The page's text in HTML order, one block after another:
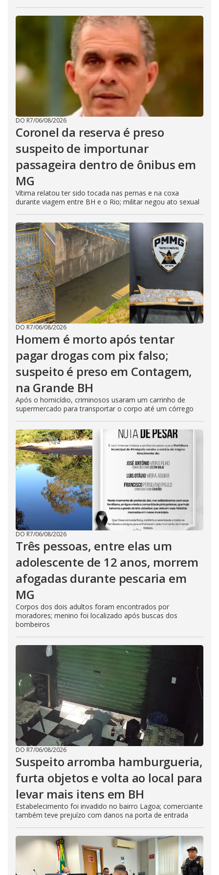
DO R7/06/08/2026
Coronel da reserva é preso
suspeito de importunar
passageira dentro de ônibus em
MG
Vítima relatou ter sido tocada nas pernas e na coxa
durante viagem entre BH e o Rio; militar negou ato sexual
DO R7/06/08/2026
Homem é morto após tentar
pagar drogas com pix falso;
suspeito é preso em Contagem,
na Grande BH
Após o homicídio, criminosos usaram um carrinho de
supermercado para transportar o corpo até um córrego
DO R7/06/08/2026
Três pessoas, entre elas um
adolescente de 12 anos, morrem
afogadas durante pescaria em
MG
Corpos dos dois adultos foram encontrados por
moradores; menino foi localizado após buscas dos
bombeiros
DO R7/06/08/2026
Suspeito arromba hamburgueria,
furta objetos e volta ao local para
levar mais itens em BH
Estabelecimento foi invadido no bairro Lagoa; comerciante
também teve prejuízo com danos na porta de entrada